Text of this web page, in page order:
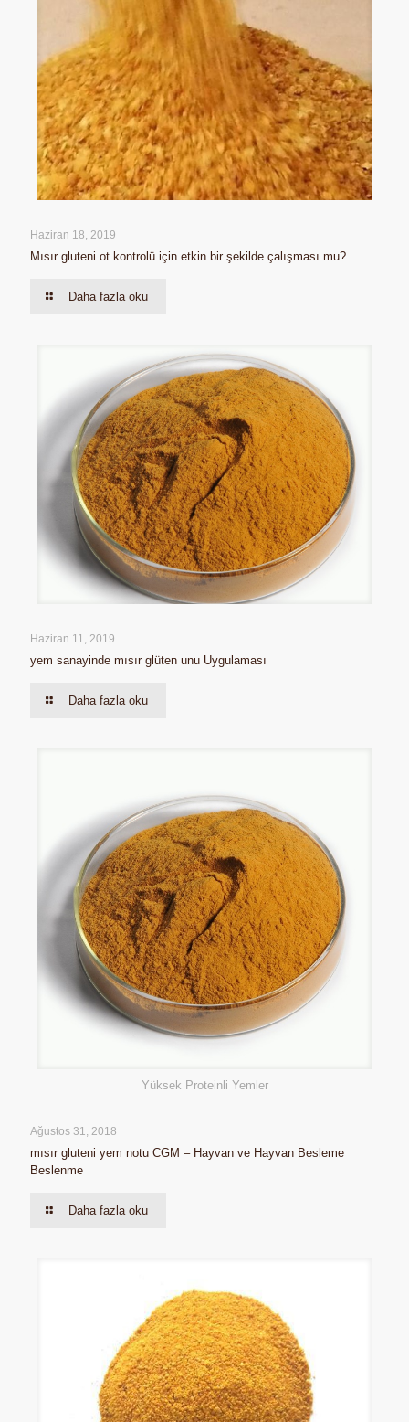
Haziran 18, 2019
Mısır gluteni ot kontrolü için etkin bir şekilde çalışması mu?
Daha fazla oku
Haziran 11, 2019
yem sanayinde mısır glüten unu Uygulaması
Daha fazla oku
Yüksek Proteinli Yemler
Ağustos 31, 2018
mısır gluteni yem notu CGM – Hayvan ve Hayvan Besleme
Beslenme
Daha fazla oku